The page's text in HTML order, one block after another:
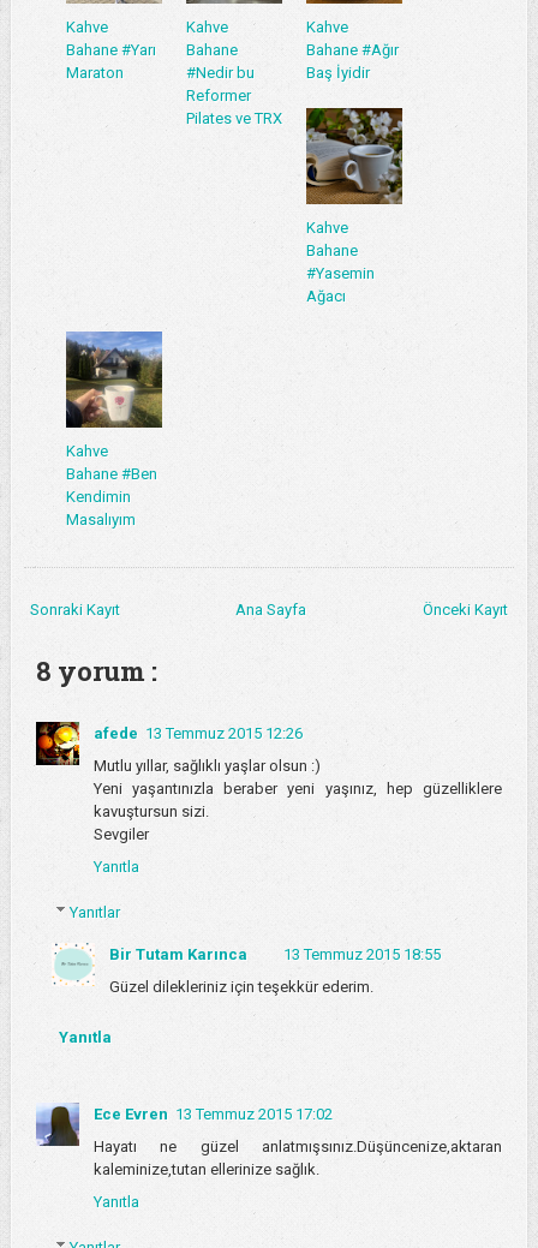
Kahve
Bahane #Yarı
Maraton
Kahve
Bahane
#Nedir bu
Reformer
Pilates ve TRX
Kahve
Bahane #Ağır
Baş İyidir
Kahve
Bahane
#Yasemin
Ağacı
Kahve
Bahane #Ben
Kendimin
Masalıyım
Sonraki Kayıt Önceki Kayıt
Ana Sayfa
8 yorum :
afede 13 Temmuz 2015 12:26
Mutlu yıllar, sağlıklı yaşlar olsun :)
Yeni yaşantınızla beraber yeni yaşınız, hep güzelliklere
kavuştursun sizi.
Sevgiler
Yanıtla
Yanıtlar
Bir Tutam Karınca
13 Temmuz 2015 18:55
Güzel dilekleriniz için teşekkür ederim.
Yanıtla
Ece Evren 13 Temmuz 2015 17:02
Hayatı ne güzel anlatmışsınız.Düşüncenize,aktaran
kaleminize,tutan ellerinize sağlık.
Yanıtla